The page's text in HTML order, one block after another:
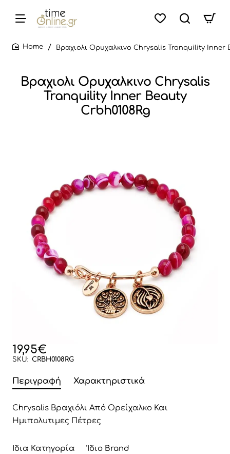
Βραχιολι Ορυχαλκινο Chrysalis
Tranquility Inner Beauty
Crbh0108Rg
Βραχιολι Ορυχαλκινο Chrysalis Tranquility Inner
19,95€
SKU: CRBH0108RG
Περιγραφή Χαρακτηριστικά
Chrysalis Βραχιόλι Από Ορείχαλκο Και
Ημιπολυτιμες Πέτρες
Ίδια Κατηγορία Ίδιο Brand